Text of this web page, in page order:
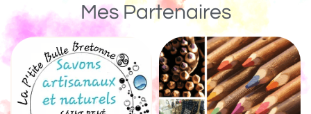
Mes Partenaires